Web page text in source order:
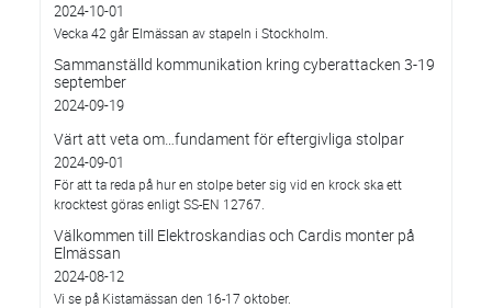
2024-10-01
Vecka 42 går Elmässan av stapeln i Stockholm.
Sammanställd kommunikation kring cyberattacken 3-19
september
2024-09-19
Värt att veta om…fundament för eftergivliga stolpar
2024-09-01
För att ta reda på hur en stolpe beter sig vid en krock ska ett
krocktest göras enligt SS-EN 12767.
Välkommen till Elektroskandias och Cardis monter på
Elmässan
2024-08-12
Vi se på Kistamässan den 16-17 oktober.